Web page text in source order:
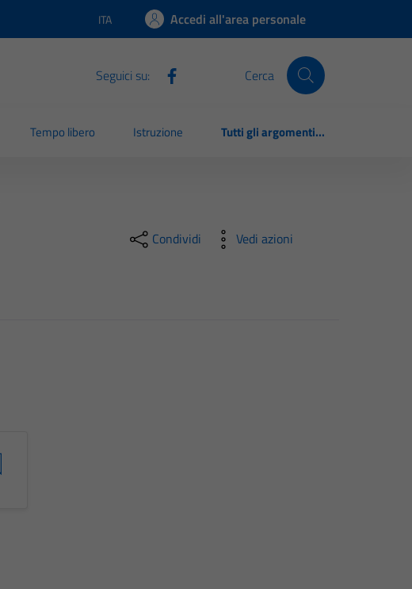
Lingua attiva:
ITA Accedi all'area personale
Seguici su: Cerca
Tempo libero Istruzione Tutti gli argomenti...
Condividi Vedi azioni